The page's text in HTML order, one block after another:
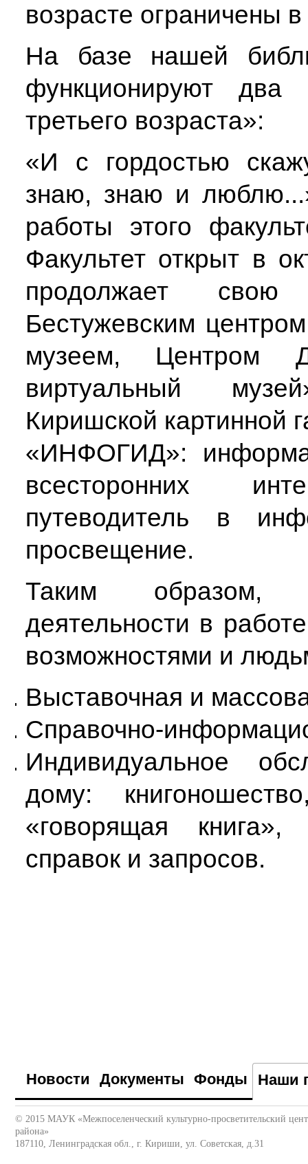
возрасте ограничены
На базе нашей
функционируют два
третьего возраста»:
«И с гордостью
знаю, знаю и
работы этого
Факультет открыт в
продолжает
Бестужевским
музеем, Центром
виртуальный
Киришской картинной
«ИНФОГИД»:
всесторонних
путеводитель в
просвещение.
Таким образом,
деятельности в
возможностями и
Выставочная и
Справочно-
Индивидуальное
дому:
«говорящая книга»,
справок и запросов.
Новости Документы Фонды Наши
© 2015 МАУК «Межпоселенческий культурно-просветительский
района»
187110, Ленинградская обл., г. Кириши, ул. Советская, д.31